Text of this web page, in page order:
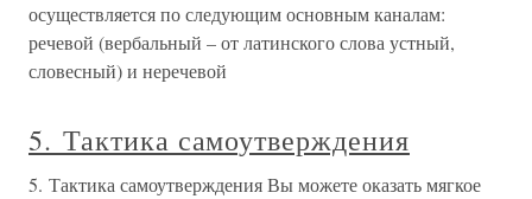
осуществляется по следующим основным каналам:
речевой (вербальный – от латинского слова устный,
словесный) и неречевой
5. Тактика самоутверждения
5. Тактика самоутверждения Вы можете оказать мягкое